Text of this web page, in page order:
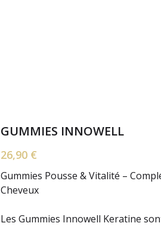
GUMMIES INNOWELL
26,90 €
Gummies Pousse & Vitalité –
Cheveux
Les Gummies Innowell Keratine